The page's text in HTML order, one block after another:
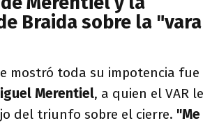
Braida sobre la "vara
mostró toda su impotencia fue
Merentiel, a quien el VAR le
del triunfo sobre el cierre. "Me